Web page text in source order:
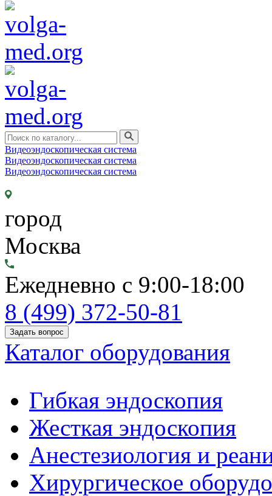
Видеоэндоскопическая система
Видеоэндоскопическая система
Видеоэндоскопическая система
город
Москва
Ежедневно с 9:00-18:00
8 (499) 372-50-81
Задать вопрос
Каталог оборудования
Гибкая эндоскопия
Жесткая эндоскопия
Анестезиология и
Хирургическое